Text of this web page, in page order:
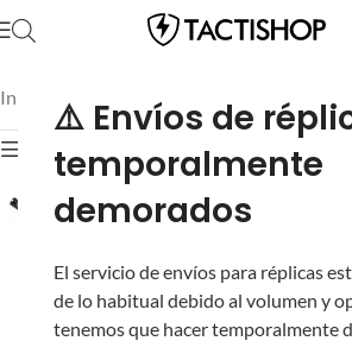
⚠️ Envíos de
temporalmente
demorados
El servicio de envíos para réplicas
de lo habitual debido al volumen y
tenemos que hacer temporalmente
Inicio
Mostrar filtros